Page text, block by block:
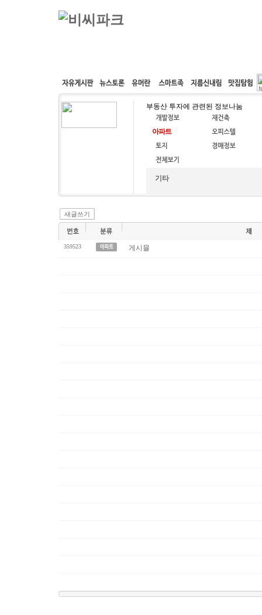
커뮤니티 속도패치 웹호스팅 공동구매
부동산 투자에 관련된 정보나눔
기타
새글쓰기
359523 게시믈